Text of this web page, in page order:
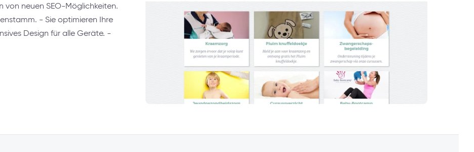
von neuen SEO-Möglichkeiten.
- Sie optimieren Ihre
Design für alle Geräte. -